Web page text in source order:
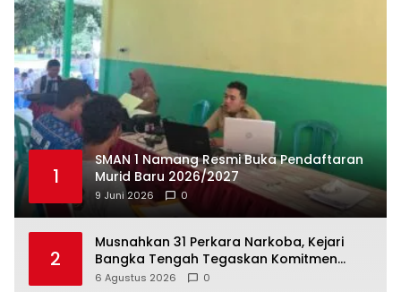
1
SMAN 1 Namang Resmi Buka Pendaftaran
Murid Baru 2026/2027
9 Juni 2026 0
2
Musnahkan 31 Perkara Narkoba, Kejari
Bangka Tengah Tegaskan Komitmen
Berantas Kejahatan Hingga Tuntas
6 Agustus 2026 0